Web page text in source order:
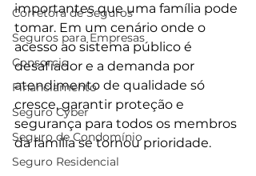
Corretora de Seguros
Seguros para Empresas
Consorcio
Financiamento
Seguro Cyber
Seguro de Condomínio
Seguro Residencial
importantes que uma família pode
tomar. Em um cenário onde o
acesso ao sistema público é
desafiador e a demanda por
atendimento de qualidade só
cresce, garantir proteção e
segurança para todos os membros
da família se tornou prioridade.